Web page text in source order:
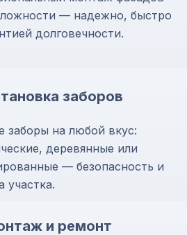
— надежно, быстро
долговечности.
заборов
заборы на любой вкус:
деревянные или
— безопасность и
участка.
и ремонт